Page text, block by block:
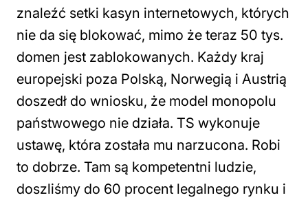
znaleźć setki kasyn internetowych, których
nie da się blokować, mimo że teraz 50 tys.
domen jest zablokowanych. Każdy kraj
europejski poza Polską, Norwegią i Austrią
doszedł do wniosku, że model monopolu
państwowego nie działa. TS wykonuje
ustawę, która została mu narzucona. Robi
to dobrze. Tam są kompetentni ludzie,
doszliśmy do 60 procent legalnego rynku i